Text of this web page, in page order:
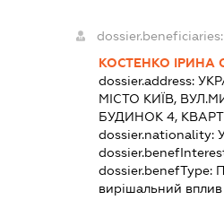
dossier.beneficiaries:
КОСТЕНКО ІРИНА
dossier.address:
МІСТО КИЇВ,
БУДИНОК 4,
dossier.nationality:
dossier.benefType:
вирішальний вплив